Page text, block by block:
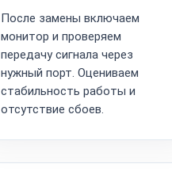
После замены включаем
монитор и проверяем
передачу сигнала через
нужный порт. Оцениваем
стабильность работы и
отсутствие сбоев.